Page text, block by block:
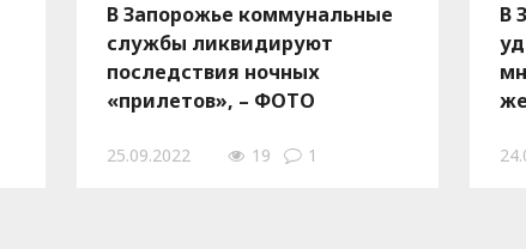
В Запорожье коммунальные
службы ликвидируют
последствия ночных
«прилетов», – ФОТО
25.09.2022 19 1
В